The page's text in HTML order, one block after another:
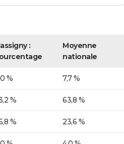
:
Moyenne
nationale
% 7,7 %
% 63,8 %
% 23,6 %